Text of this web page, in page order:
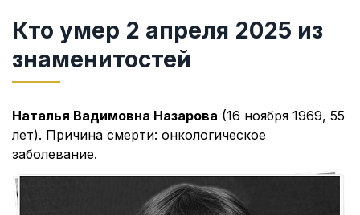
Кто умер 2 апреля 2025 из
знаменитостей
Наталья Вадимовна Назарова (16 ноября 1969, 55
лет). Причина смерти: онкологическое
заболевание.